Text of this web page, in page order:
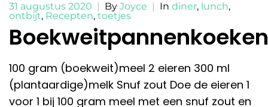
31 augustus 2020 | By Joyce | In diner, lunch,
ontbijt, Recepten, toetjes
Boekweitpannenkoeken
100 gram (boekweit)meel 2 eieren 300 ml
(plantaardige)melk Snuf zout Doe de eieren 1
voor 1 bij 100 gram meel met een snuf zout en